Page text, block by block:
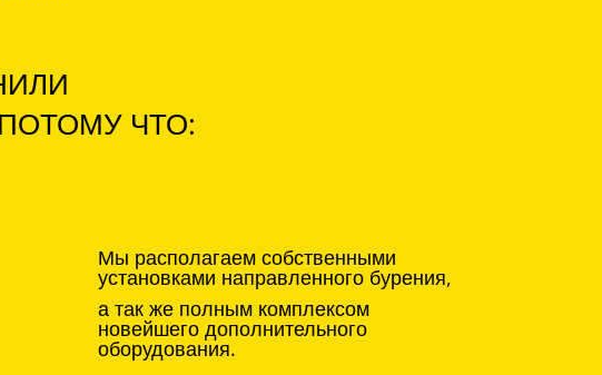
ЧТО:
Мы располагаем собственными
установками направленного бурения,
а так же полным комплексом
новейшего дополнительного
оборудования.